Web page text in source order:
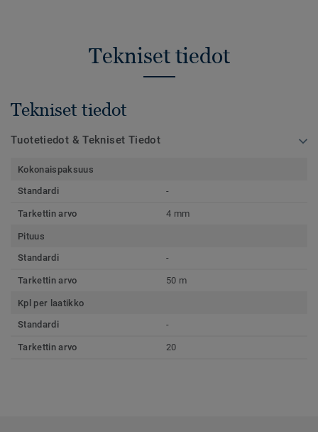
Tekniset tiedot
Tekniset tiedot
Tuotetiedot & Tekniset Tiedot
Kokonaispaksuus
Standardi
-
Tarkettin arvo 4 mm
Pituus
Standardi
-
Tarkettin arvo 50 m
Kpl per laatikko
Standardi
-
Tarkettin arvo 20